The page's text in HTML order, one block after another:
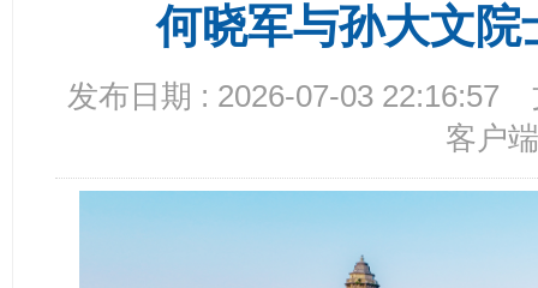
何晓军与孙大文
发布日期 : 2026-07-03 22:16:57
客户端